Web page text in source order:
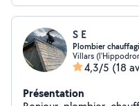
S E
Plombier
Villars
4,3/5 (18
Présentation